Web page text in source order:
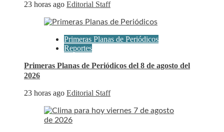
23 horas ago Editorial Staff
Primeras Planas de Periódicos
Reportes
Primeras Planas de Periódicos del 8 de agosto del
2026
23 horas ago Editorial Staff